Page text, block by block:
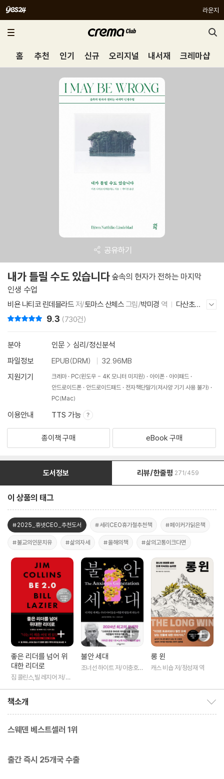
라운지
홈 추천 인기 신규 오리지널 내서재 크레마샵
공유하기
내가 틀릴 수도 있습니다 숲속의 현자가 전하는 마지막
인생 수업
비욘 나티코 린데블라드저/토마스 산체스그림/박미경 역
다산초당
2022년 4월 28일
9.3 (730건)
분야 인문 > 심리/정신분석
파일정보
EPUB(DRM)
32.96MB
지원기기
크레마 PC(윈도우 - 4K 모니터 미지원) 아이폰
아이패드
안드로이드폰
안드로이드패드
전자책단말기(저사양 기기 사용 불가)
PC(Mac)
이용안내 TTS 가능
종이책 구매 eBook 구매
도서정보 리뷰/한줄평 271/459
이 상품의 태그
#2025_휴넷CEO_추천도서 #세리CEO휴가철추천책 #페이커가읽은책
#불교의인문치유 #삶의자세 #올해의책 #삶의고통이크다면
좋은 리더를 넘어 위
대한 리더로
짐 콜린스,빌 레지어 저/이
불안 세대
조너선 하이트 저/이충호
롱 윈
캐스 비숍 저/정성재 역
책소개
스웨덴 베스트셀러 1위
출간 즉시 25개국 수출